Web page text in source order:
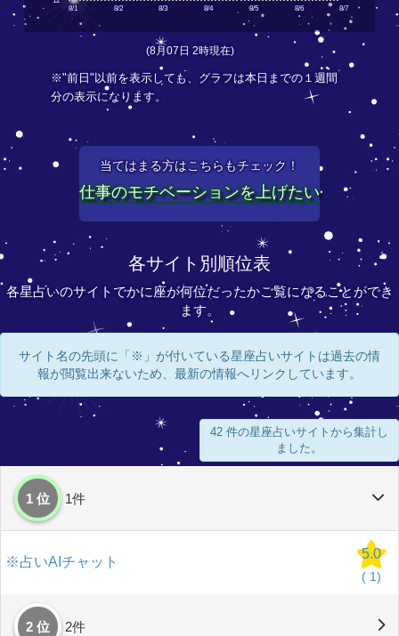
8/1 8/2 8/3 8/4 8/5 8/6 8/7
(8月07日 2時現在)
※"前日"以前を表示しても、グラフは本日までの１週間
分の表示になります。
当てはまる方はこちらもチェック！
仕事のモチベーションを上げたい
各サイト別順位表
各星占いのサイトでかに座が何位だったかご覧になることができ
ます。
サイト名の先頭に「※」が付いている星座占いサイトは過去の情
報が閲覧出来ないため、最新の情報へリンクしています。
42 件の星座占いサイトから集計し
ました。
1 位 1件
※占いAIチャット
5.0
( 1)
2 位 2件